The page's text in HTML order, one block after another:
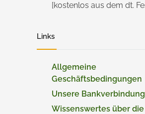
[kostenlos aus dem dt.
Links
Allgemeine
Geschäftsbedingungen
Unsere Bankverbindung
Wissenswertes über die